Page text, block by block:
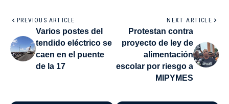
PREVIOUS ARTICLE
Varios postes del
tendido eléctrico se
caen en el puente
de la 17
NEXT ARTICLE
Protestan contra
proyecto de ley de
alimentación
escolar por riesgo a
MIPYMES